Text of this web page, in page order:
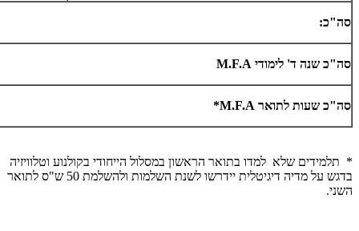
סה"כ:
סה"כ שנה ד' לימודי M.F.A
סה"כ שעות לתואר M.F.A
*
* תלמידים שלא למדו בתואר הראשון במסלול הייחודי בקולנוע וטלוויזיה
בדגש על מדיה דיגיטלית יידרשו לשנת השלמות ולהשלמת 50 ש"ס לתואר
השני.